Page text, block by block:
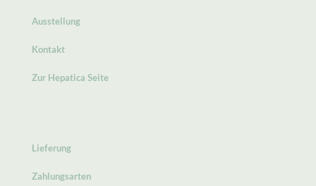
Ausstellung
Kontakt
Zur Hepatica Seite
Lieferung
Zahlungsarten